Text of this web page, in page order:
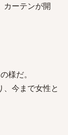
カーテンが開
様だ。
今まで女性と